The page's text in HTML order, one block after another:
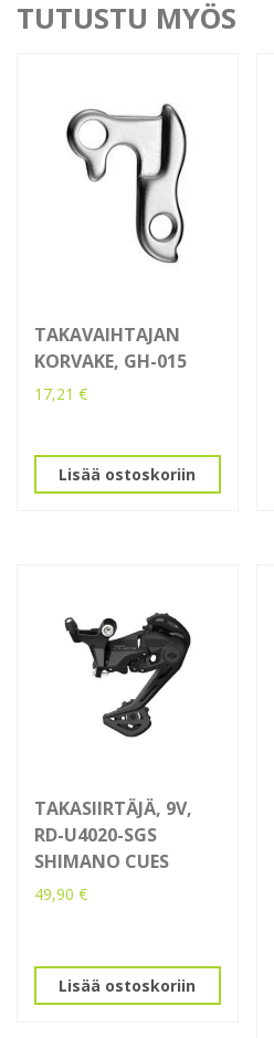
TUTUSTU MYÖS
TAKAVAIHTAJAN
KORVAKE, GH-015
17,21 €
Lisää ostoskoriin
TAKASIIRTÄJÄ, 9V,
RD-U4020-SGS
SHIMANO CUES
49,90 €
Lisää ostoskoriin